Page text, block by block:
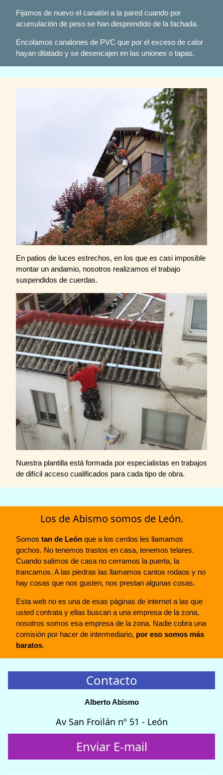
Fijamos de nuevo el canalón a la pared cuando por
acumulación de peso se han desprendido de la fachada.
Encolamos canalones de PVC que por el exceso de calor
hayan dilatado y se desencajen en las uniones o tapas.
En patios de luces estrechos, en los que es casi imposible
montar un andamio, nosotros realizamos el trabajo
suspendidos de cuerdas.
Nuestra plantilla está formada por especialistas en trabajos
de difícil acceso cualificados para cada tipo de obra.
Los de Abismo somos de León.
Somos tan de León que a los cerdos les llamamos
gochos. No tenemos trastos en casa, tenemos telares.
Cuando salimos de casa no cerramos la puerta, la
trancamos. A las piedras las llamamos cantos rodaos y no
hay cosas que nos gusten, nos prestan algunas cosas.
Esta web no es una de esas páginas de internet a las que
usted contrata y ellas buscan a una empresa de la zona,
nosotros somos esa empresa de la zona. Nadie cobra una
comisión por hacer de intermediario, por eso somos más
baratos.
Contacto
Alberto Abismo
Av San Froilán nº 51 - León
Enviar E-mail